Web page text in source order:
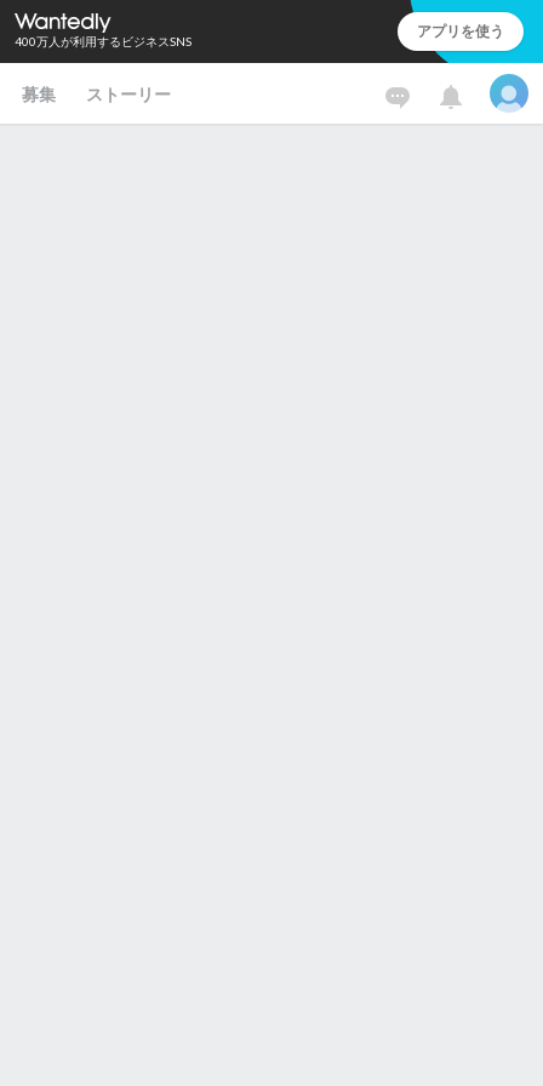
400万人が利用するビジネスSNS アプリを使う
募集 ストーリー